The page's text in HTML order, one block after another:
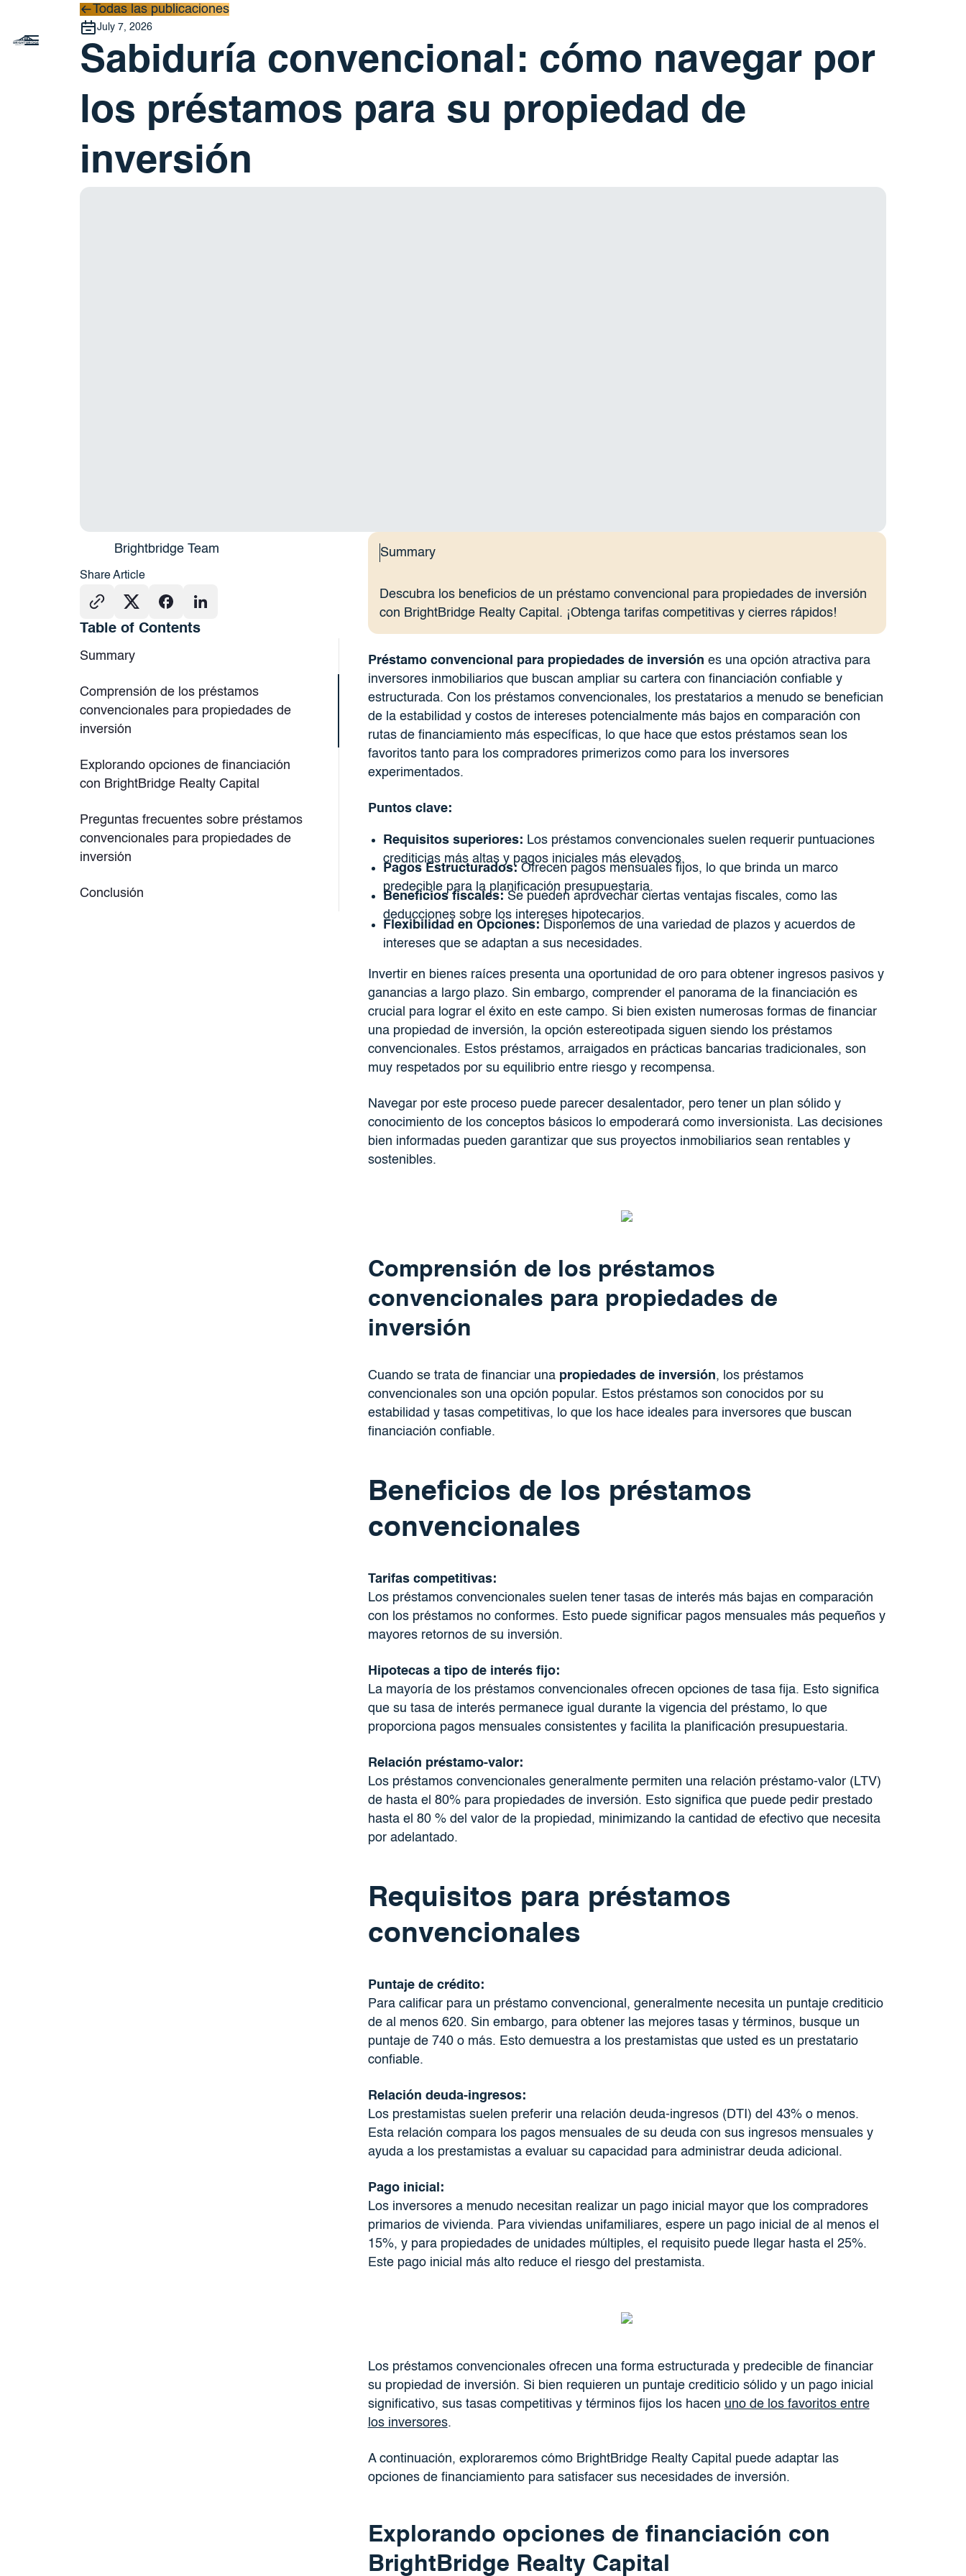
Todas las publicaciones
Todas las publicaciones
July 7, 2026
Sabiduría convencional: cómo navegar por
los préstamos para su propiedad de
inversión
Brightbridge Team
Share Article
Table of Contents
Summary
Comprensión de los préstamos
convencionales para propiedades de
inversión
Explorando opciones de financiación
con BrightBridge Realty Capital
Preguntas frecuentes sobre préstamos
convencionales para propiedades de
inversión
Conclusión
Summary
Descubra los beneficios de un préstamo convencional para propiedades de inversión
con BrightBridge Realty Capital. ¡Obtenga tarifas competitivas y cierres rápidos!
Préstamo convencional para propiedades de inversión es una opción atractiva para
inversores inmobiliarios que buscan ampliar su cartera con financiación confiable y
estructurada. Con los préstamos convencionales, los prestatarios a menudo se benefician
de la estabilidad y costos de intereses potencialmente más bajos en comparación con
rutas de financiamiento más específicas, lo que hace que estos préstamos sean los
favoritos tanto para los compradores primerizos como para los inversores
experimentados.
Puntos clave:
Requisitos superiores: Los préstamos convencionales suelen requerir puntuaciones
crediticias más altas y pagos iniciales más elevados.
Pagos Estructurados: Ofrecen pagos mensuales fijos, lo que brinda un marco
predecible para la planificación presupuestaria.
Beneficios fiscales: Se pueden aprovechar ciertas ventajas fiscales, como las
deducciones sobre los intereses hipotecarios.
Flexibilidad en Opciones: Disponemos de una variedad de plazos y acuerdos de
intereses que se adaptan a sus necesidades.
Invertir en bienes raíces presenta una oportunidad de oro para obtener ingresos pasivos y
ganancias a largo plazo. Sin embargo, comprender el panorama de la financiación es
crucial para lograr el éxito en este campo. Si bien existen numerosas formas de financiar
una propiedad de inversión, la opción estereotipada siguen siendo los préstamos
convencionales. Estos préstamos, arraigados en prácticas bancarias tradicionales, son
muy respetados por su equilibrio entre riesgo y recompensa.
Navegar por este proceso puede parecer desalentador, pero tener un plan sólido y
conocimiento de los conceptos básicos lo empoderará como inversionista. Las decisiones
bien informadas pueden garantizar que sus proyectos inmobiliarios sean rentables y
sostenibles.
Comprensión de los préstamos
convencionales para propiedades de
inversión
Cuando se trata de financiar una propiedades de inversión, los préstamos
convencionales son una opción popular. Estos préstamos son conocidos por su
estabilidad y tasas competitivas, lo que los hace ideales para inversores que buscan
financiación confiable.
Beneficios de los préstamos
convencionales
Tarifas competitivas:
Los préstamos convencionales suelen tener tasas de interés más bajas en comparación
con los préstamos no conformes. Esto puede significar pagos mensuales más pequeños y
mayores retornos de su inversión.
Hipotecas a tipo de interés fijo:
La mayoría de los préstamos convencionales ofrecen opciones de tasa fija. Esto significa
que su tasa de interés permanece igual durante la vigencia del préstamo, lo que
proporciona pagos mensuales consistentes y facilita la planificación presupuestaria.
Relación préstamo-valor:
Los préstamos convencionales generalmente permiten una relación préstamo-valor (LTV)
de hasta el 80% para propiedades de inversión. Esto significa que puede pedir prestado
hasta el 80 % del valor de la propiedad, minimizando la cantidad de efectivo que necesita
por adelantado.
Requisitos para préstamos
convencionales
Puntaje de crédito:
Para calificar para un préstamo convencional, generalmente necesita un puntaje crediticio
de al menos 620. Sin embargo, para obtener las mejores tasas y términos, busque un
puntaje de 740 o más. Esto demuestra a los prestamistas que usted es un prestatario
confiable.
Relación deuda-ingresos:
Los prestamistas suelen preferir una relación deuda-ingresos (DTI) del 43% o menos.
Esta relación compara los pagos mensuales de su deuda con sus ingresos mensuales y
ayuda a los prestamistas a evaluar su capacidad para administrar deuda adicional.
Pago inicial:
Los inversores a menudo necesitan realizar un pago inicial mayor que los compradores
primarios de vivienda. Para viviendas unifamiliares, espere un pago inicial de al menos el
15%, y para propiedades de unidades múltiples, el requisito puede llegar hasta el 25%.
Este pago inicial más alto reduce el riesgo del prestamista.
Los préstamos convencionales ofrecen una forma estructurada y predecible de financiar
su propiedad de inversión. Si bien requieren un puntaje crediticio sólido y un pago inicial
significativo, sus tasas competitivas y términos fijos los hacen uno de los favoritos entre
los inversores.
A continuación, exploraremos cómo BrightBridge Realty Capital puede adaptar las
opciones de financiamiento para satisfacer sus necesidades de inversión.
Explorando opciones de financiación con
BrightBridge Realty Capital